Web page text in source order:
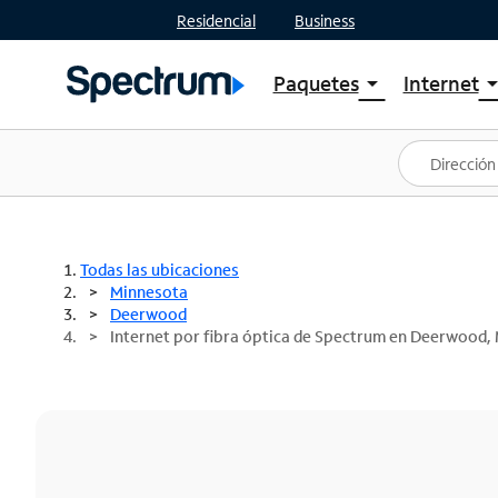
Residencial Business
Paquetesarrow_drop_down
Ver paquetes
Spectrum One
Mejores ofertas
Internetarrow_drop_down
Planes
Todas las ubicaciones
Minnesota
Deerwood
Internet por fibra óptica de Spectrum en Deerwood,